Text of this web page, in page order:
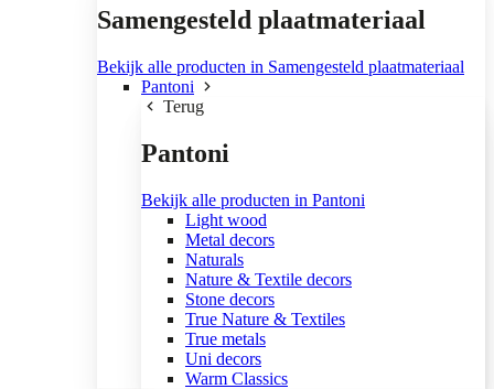
Samengesteld plaatmateriaal
Bekijk alle producten in Samengesteld plaatmateriaal
Pantoni
Terug
Pantoni
Bekijk alle producten in Pantoni
Light wood
Metal decors
Naturals
Nature & Textile decors
Stone decors
True Nature & Textiles
True metals
Uni decors
Warm Classics